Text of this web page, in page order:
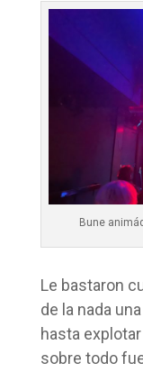
Bune
Le bastaron
de la nada
hasta
sobre todo